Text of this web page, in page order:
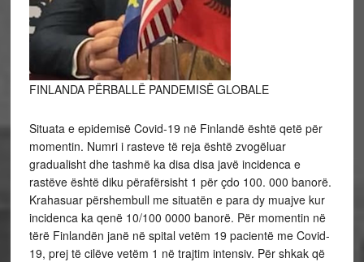
FINLANDA PËRBALLË PANDEMISË GLOBALE
Situata e epidemisë Covid-19 në Finlandë është qetë për
momentin. Numri i rasteve të reja është zvogëluar
gradualisht dhe tashmë ka disa disa javë incidenca e
rastëve është diku përafërsisht 1 për çdo 100. 000 banorë.
Krahasuar përshembull me situatën e para dy muajve kur
incidenca ka qenë 10/100 0000 banorë. Për momentin në
tërë Finlandën janë në spital vetëm 19 pacientë me Covid-
19, prej të cilëve vetëm 1 në trajtim intensiv. Për shkak që